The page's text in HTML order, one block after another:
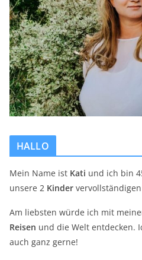
HALLO
Mein Name ist Kati und ich bin
unsere 2 Kinder
Am liebsten würde ich mit
Reisen und die Welt entdecken.
auch ganz gerne!